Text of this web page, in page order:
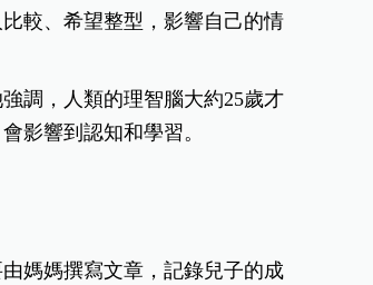
較、希望整型，影響自己的情
調，人類的理智腦大約25歲才
影響到認知和學習。
媽媽撰寫文章，記錄兒子的成